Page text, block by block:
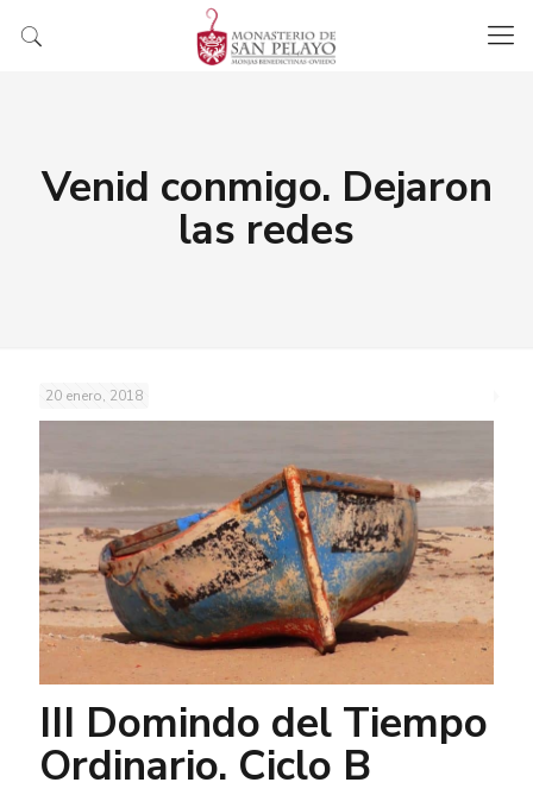
Venid conmigo. Dejaron
las redes
20 enero, 2018
III Domindo del Tiempo
Ordinario. Ciclo B